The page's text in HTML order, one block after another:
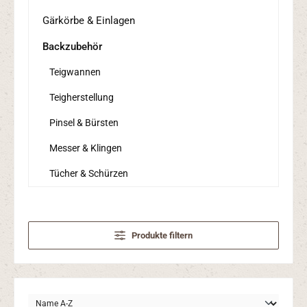
Gärkörbe & Einlagen
Backzubehör
Teigwannen
Teigherstellung
Pinsel & Bürsten
Messer & Klingen
Tücher & Schürzen
Produkte filtern